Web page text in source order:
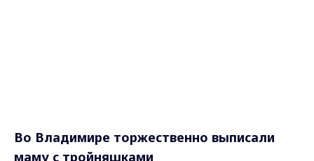
Во Владимире торжественно выписали
маму с тройняшками